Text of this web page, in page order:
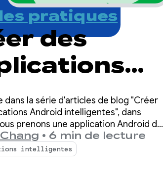
pratiques
des
:
sur
dans la série d'articles de blog "Créer
Android intelligentes", dans
prenons une application Android de
transformons en une expérience
intelligente et agentique. Dans
article, nous avons présenté
• 6 min de lecture
intelligentes